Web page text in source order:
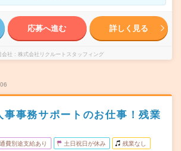
応募へ進む 詳しく見る
社 株式会社リクルートスタッフィング
事事務サポートのお仕事！残業
費別途支給あり 土日祝日が休み 残業なし